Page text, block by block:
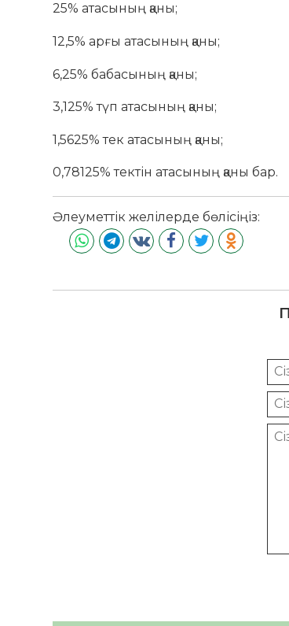
25% атасының қаны;
12,5% арғы атасының қаны;
6,25% бабасының қаны;
3,125% түп атасының қаны;
1,5625% тек атасының қаны;
0,78125% тектін атасының қаны бар.
Әлеуметтік желілерде бөлісіңіз: